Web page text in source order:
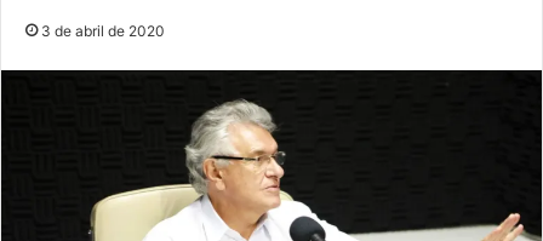
3 de abril de 2020